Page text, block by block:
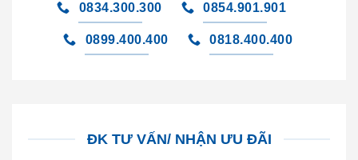
0834.300.300 0854.901.901
0899.400.400 0818.400.400
ĐK TƯ VẤN/ NHẬN ƯU ĐÃI